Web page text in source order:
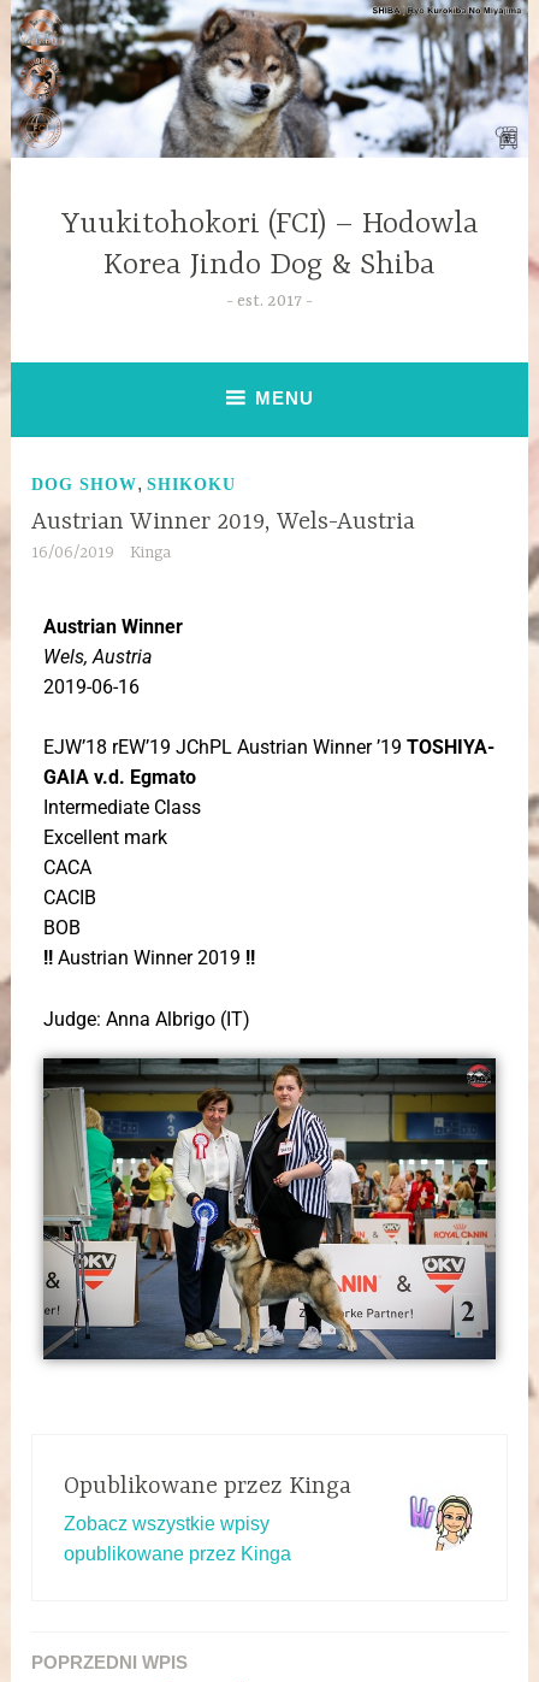
Yuukitohokori (FCI) – Hodowla
Korea Jindo Dog & Shiba
est. 2017
MENU
DOG SHOW,SHIKOKU
Austrian Winner 2019, Wels-Austria
16/06/2019 Kinga
Austrian Winner
Wels, Austria
2019-06-16
EJW’18 rEW’19 JChPL Austrian Winner ’19TOSHIYA-
GAIA v.d. Egmato
Intermediate Class
Excellent mark
CACA
CACIB
BOB
!! Austrian Winner 2019 !!
Judge: Anna Albrigo (IT)
Opublikowane przez Kinga
Zobacz wszystkie wpisy
opublikowane przez Kinga
POPRZEDNI WPIS